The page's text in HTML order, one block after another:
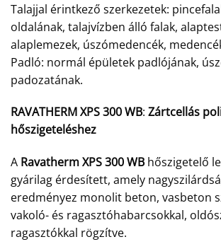
Talajjal érintkező szerkezetek:
oldalának, talajvízben álló falak,
alaplemezek, úszómedencék,
Padló: normál épületek padlójának,
padozatának.
RAVATHERM XPS 300 WB: Zártcellás
hőszigeteléshez
A Ravatherm XPS 300 WB hőszigetelő
gyárilag érdesített, amely
eredményez monolit beton, vasbeton
vakoló- és ragasztóhabarcsokkal,
ragasztókkal rögzítve.